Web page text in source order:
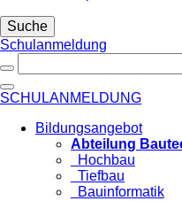
Suche
Schulanmeldung
SCHULANMELDUNG
Bildungsangebot
Abteilung
Hochbau
Tiefbau
Bauinformatik